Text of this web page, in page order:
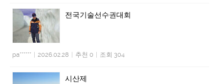
전국기술선수권대회
pa****** 2026.02.28 추천 0 조회 304
시산제